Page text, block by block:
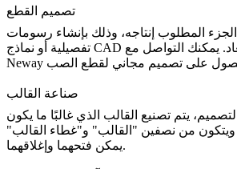
تصميم القطع
الجزء المطلوب إنتاجه، وذلك بإنشاء رسومات
تفصيلية أو نماذج CAD ثلاثية وثنائية الأبعاد. يمكنك التواصل مع
صناعة القالب
يتم تصنيع القالب الذي غالبًا ما يكون
ويتكون من نصفين "القالب" و"غطاء القالب"
يمكن فتحهما وإغلاقهما.